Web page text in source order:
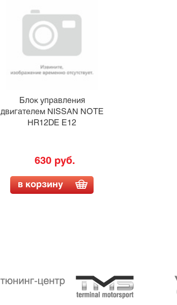
Блок управления
двигателем NISSAN NOTE
HR12DE E12
630 руб.
в корзину